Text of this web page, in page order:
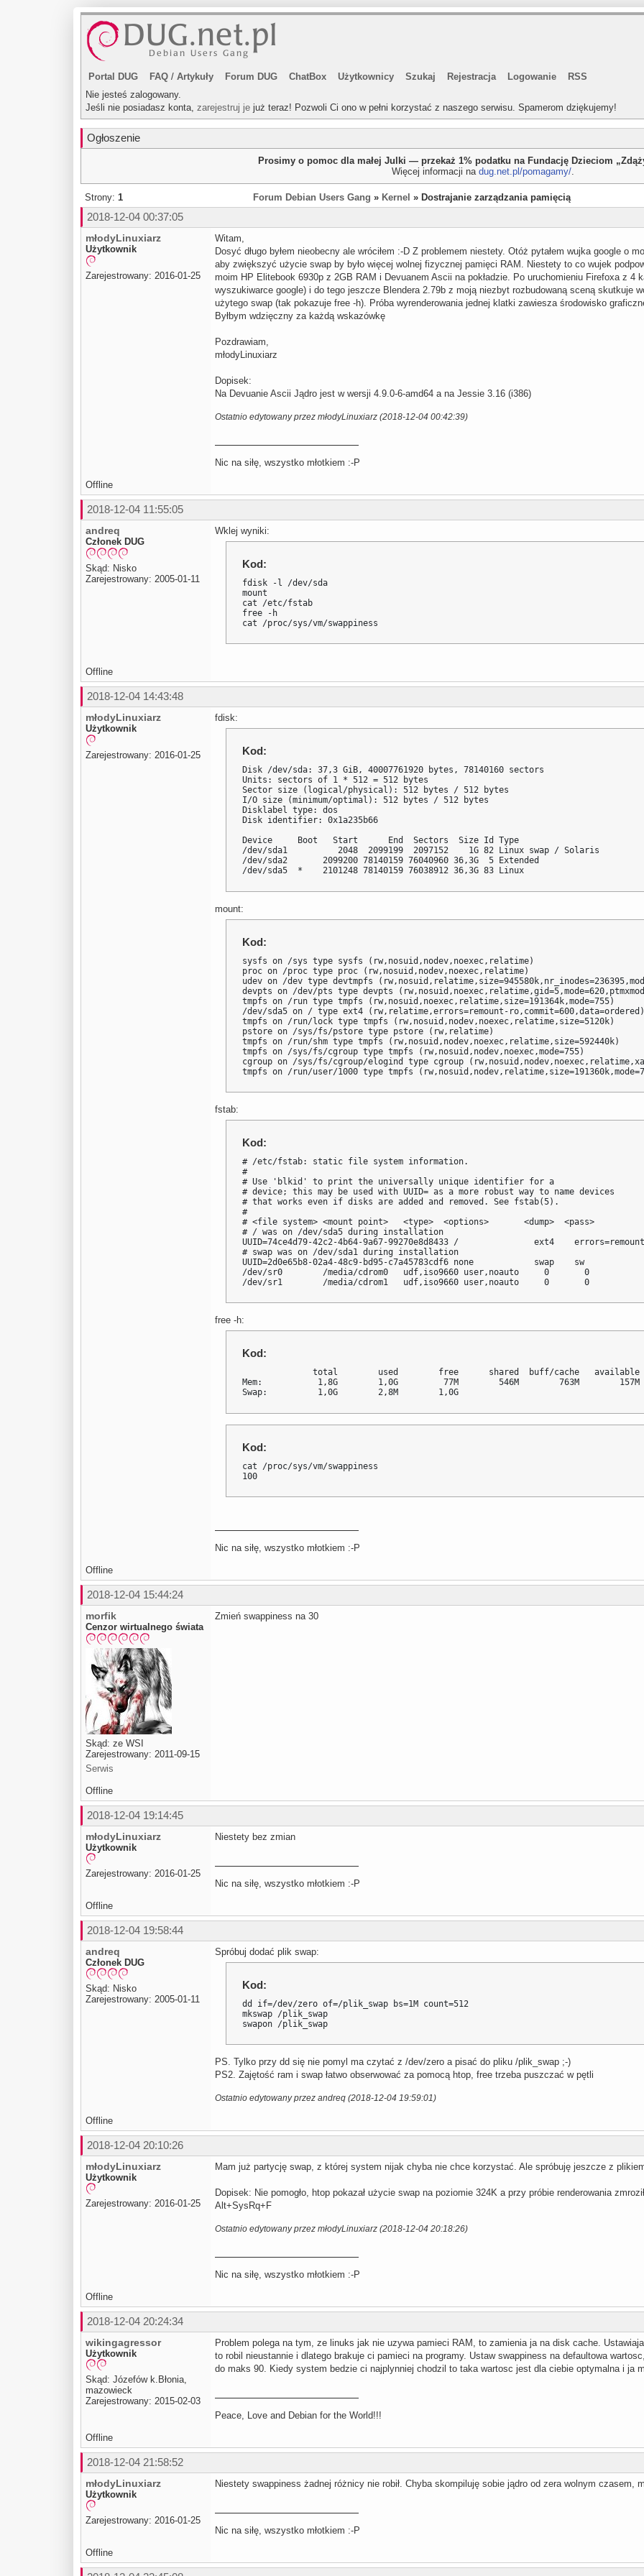
Portal DUG FAQ / Artykuły Forum DUG ChatBox Użytkownicy Szukaj Rejestracja Logowanie
RSS
Nie jesteś zalogowany.
Jeśli nie posiadasz konta, zarejestruj je już teraz! Pozwoli Ci ono w pełni korzystać z naszego serwisu. Spamerom dziękujemy!
Ogłoszenie
Prosimy o pomoc dla małej Julki — przekaż 1% podatku na Fundację Dzieciom
Więcej informacji na dug.net.pl/pomagamy/.
Strony: 1 Forum Debian Users Gang » Kernel » Dostrajanie zarządzania pamięcią
2018-12-04 00:37:05
młodyLinuxiarz
Użytkownik
Zarejestrowany: 2016-01-25
Witam,
Dosyć długo byłem nieobecny ale wróciłem :-D Z problemem niestety. Otóż pytałem wujka google o
aby zwiększyć użycie swap by było więcej wolnej fizycznej pamięci RAM. Niestety to co wujek
moim HP Elitebook 6930p z 2GB RAM i Devuanem Ascii na pokładzie. Po uruchomieniu Firefoxa z
wyszukiwarce google) i do tego jeszcze Blendera 2.79b z moją niezbyt rozbudowaną sceną skutkuje
użytego swap (tak pokazuje free -h). Próba wyrenderowania jednej klatki zawiesza środowisko
Byłbym wdzięczny za każdą wskazówkę
Pozdrawiam,
młodyLinuxiarz
Dopisek:
Na Devuanie Ascii Jądro jest w wersji 4.9.0-6-amd64 a na Jessie 3.16 (i386)
Ostatnio edytowany przez młodyLinuxiarz (2018-12-04 00:42:39)
Nic na siłę, wszystko młotkiem :-P
Offline
2018-12-04 11:55:05
andreq
Członek DUG
Skąd: Nisko
Zarejestrowany: 2005-01-11
Wklej wyniki:
Kod:
fdisk -l /dev/sda
mount
cat /etc/fstab
free -h
cat /proc/sys/vm/swappiness
Offline
2018-12-04 14:43:48
młodyLinuxiarz
Użytkownik
Zarejestrowany: 2016-01-25
fdisk:
Kod:
Disk /dev/sda: 37,3 GiB, 40007761920 bytes, 78140160 sectors
Units: sectors of 1 * 512 = 512 bytes
Sector size (logical/physical): 512 bytes / 512 bytes
I/O size (minimum/optimal): 512 bytes / 512 bytes
Disklabel type: dos
Disk identifier: 0x1a235b66
Device     Boot   Start      End  Sectors  Size Id Type
/dev/sda1          2048  2099199  2097152    1G 82 Linux swap / Solaris
/dev/sda2       2099200 78140159 76040960 36,3G  5 Extended
/dev/sda5  *    2101248 78140159 76038912 36,3G 83 Linux
mount:
Kod:
sysfs on /sys type sysfs (rw,nosuid,nodev,noexec,relatime)
proc on /proc type proc (rw,nosuid,nodev,noexec,relatime)
udev on /dev type devtmpfs
devpts on /dev/pts type devpts
tmpfs on /run type tmpfs (rw,nosuid,noexec,relatime,size=191364k,mode=755)
/dev/sda5 on / type ext4 (rw,relatime,errors=remount-
tmpfs on /run/lock type tmpfs (rw,nosuid,nodev,noexec,relatime,size=5120k)
pstore on /sys/fs/pstore type pstore (rw,relatime)
tmpfs on /run/shm type tmpfs (rw,nosuid,nodev,noexec,relatime,size=592440k)
tmpfs on /sys/fs/cgroup type tmpfs (rw,nosuid,nodev,noexec,mode=755)
cgroup on /sys/fs/cgroup/elogind type cgroup
tmpfs on /run/user/1000 type tmpfs
fstab:
Kod:
# /etc/fstab: static file system information.
#
# Use 'blkid' to print the universally unique identifier for a
# device; this may be used with UUID= as a more robust way to name devices
# that works even if disks are added and removed. See fstab(5).
#
# <file system> <mount point>   <type>  <options>       <dump>  <pass>
# / was on /dev/sda5 during installation
UUID=74ce4d79-42c2-4b64-9a67-99270e8d8433 /               ext4
# swap was on /dev/sda1 during installation
UUID=2d0e65b8-02a4-48c9-bd95-c7a45783cdf6 none            swap    sw
/dev/sr0        /media/cdrom0   udf,iso9660 user,noauto     0       0
/dev/sr1        /media/cdrom1   udf,iso9660 user,noauto     0       0
free -h:
Kod:
              total        used        free      shared  buff/cache   available
Mem:           1,8G        1,0G         77M        546M        763M        157M
Swap:          1,0G        2,8M        1,0G
Kod:
cat /proc/sys/vm/swappiness
100
Nic na siłę, wszystko młotkiem :-P
Offline
2018-12-04 15:44:24
morfik
Cenzor wirtualnego świata
Skąd: ze WSI
Zarejestrowany: 2011-09-15
Serwis
Zmień swappiness na 30
Offline
2018-12-04 19:14:45
młodyLinuxiarz
Użytkownik
Zarejestrowany: 2016-01-25
Niestety bez zmian
Nic na siłę, wszystko młotkiem :-P
Offline
2018-12-04 19:58:44
andreq
Członek DUG
Skąd: Nisko
Zarejestrowany: 2005-01-11
Spróbuj dodać plik swap:
Kod:
dd if=/dev/zero of=/plik_swap bs=1M count=512
mkswap /plik_swap
swapon /plik_swap
PS. Tylko przy dd się nie pomyl ma czytać z /dev/zero a pisać do pliku /plik_swap ;-)
PS2. Zajętość ram i swap łatwo obserwować za pomocą htop, free trzeba puszczać w pętli
Ostatnio edytowany przez andreq (2018-12-04 19:59:01)
Offline
2018-12-04 20:10:26
młodyLinuxiarz
Użytkownik
Zarejestrowany: 2016-01-25
Mam już partycję swap, z której system nijak chyba nie chce korzystać. Ale spróbuję jeszcze z
Dopisek: Nie pomogło, htop pokazał użycie swap na poziomie 324K a przy próbie renderowania
Alt+SysRq+F
Ostatnio edytowany przez młodyLinuxiarz (2018-12-04 20:18:26)
Nic na siłę, wszystko młotkiem :-P
Offline
2018-12-04 20:24:34
wikingagressor
Użytkownik
Skąd: Józefów k.Błonia,
mazowieck
Zarejestrowany: 2015-02-03
Problem polega na tym, ze linuks jak nie uzywa pamieci RAM, to zamienia ja na disk cache.
to robil nieustannie i dlatego brakuje ci pamieci na programy. Ustaw swappiness na defaultowa
do maks 90. Kiedy system bedzie ci najplynniej chodzil to taka wartosc jest dla ciebie optymalna i ja
Peace, Love and Debian for the World!!!
Offline
2018-12-04 21:58:52
młodyLinuxiarz
Użytkownik
Zarejestrowany: 2016-01-25
Niestety swappiness żadnej różnicy nie robił. Chyba skompiluję sobie jądro od zera wolnym czasem,
Nic na siłę, wszystko młotkiem :-P
Offline